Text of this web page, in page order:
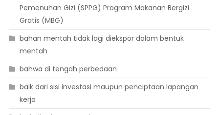
Pemenuhan Gizi (SPPG) Program Makanan Bergizi
Gratis (MBG)
bahan mentah tidak lagi diekspor dalam bentuk
mentah
bahwa di tengah perbedaan
baik dari sisi investasi maupun penciptaan lapangan
kerja